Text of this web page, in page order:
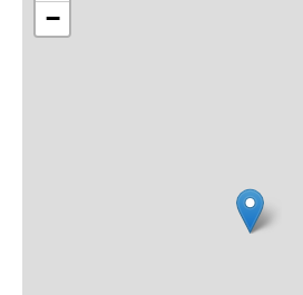
−